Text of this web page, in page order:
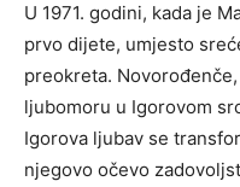
U 1971. godini, kada je
prvo dijete, umjesto
preokreta.
ljubomoru u Igorovom
Igorova ljubav se
njegovo očevo